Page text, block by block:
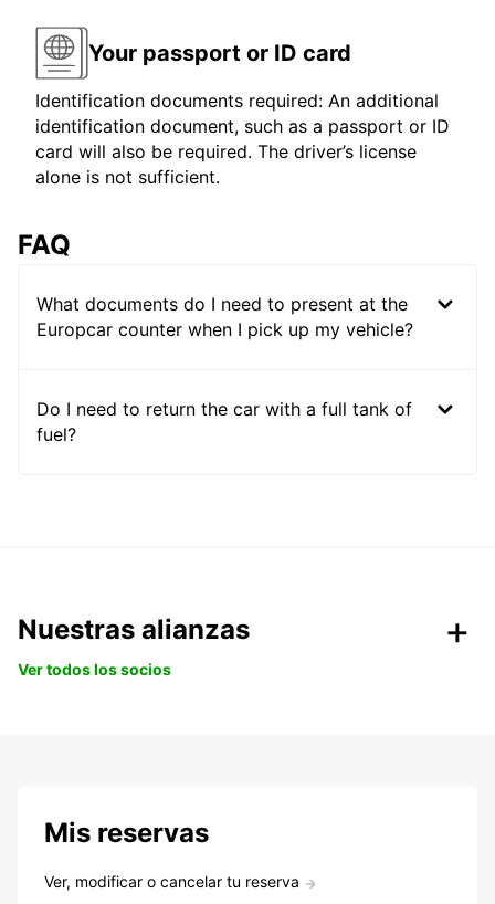
Your passport or ID card
Identification documents required: An additional
identification document, such as a passport or ID
card will also be required. The driver’s license
alone is not sufficient.
FAQ
What documents do I need to present at the
Europcar counter when I pick up my vehicle?
Do I need to return the car with a full tank of
fuel?
Nuestras alianzas
Ver todos los socios
Mis reservas
Ver, modificar o cancelar tu reserva